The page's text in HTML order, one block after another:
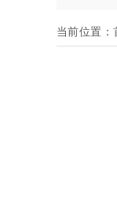
当前位置：